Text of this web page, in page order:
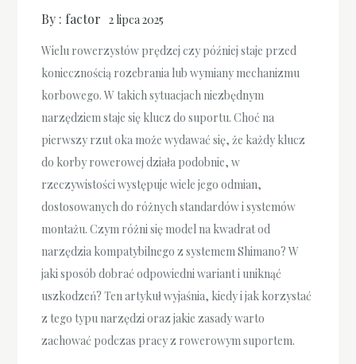
By : factor 2 lipca 2025
Wielu rowerzystów prędzej czy później staje przed
koniecznością rozebrania lub wymiany mechanizmu
korbowego. W takich sytuacjach niezbędnym
narzędziem staje się klucz do suportu. Choć na
pierwszy rzut oka może wydawać się, że każdy klucz
do korby rowerowej działa podobnie, w
rzeczywistości występuje wiele jego odmian,
dostosowanych do różnych standardów i systemów
montażu. Czym różni się model na kwadrat od
narzędzia kompatybilnego z systemem Shimano? W
jaki sposób dobrać odpowiedni wariant i uniknąć
uszkodzeń? Ten artykuł wyjaśnia, kiedy i jak korzystać
z tego typu narzędzi oraz jakie zasady warto
zachować podczas pracy z rowerowym suportem.